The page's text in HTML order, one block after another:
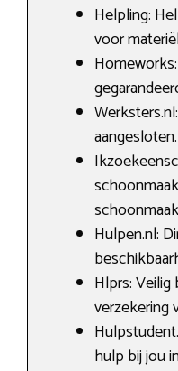
Helpling:
voor
aangesloten.
Hulpen.nl:
Hlprs:
verzekering
hulp bij jou